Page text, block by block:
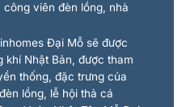
viên đèn lồng, nhà
Đại Mỗ sẽ được
khí Nhật Bản, được tham
thống, đặc trưng của
lồng, lễ hội thả cá